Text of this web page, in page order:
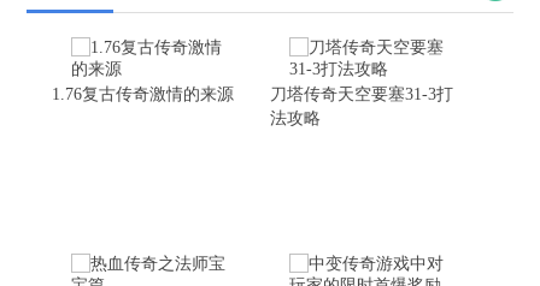
1.76复古传奇激情的来源
刀塔传奇天空要塞31-3打
法攻略